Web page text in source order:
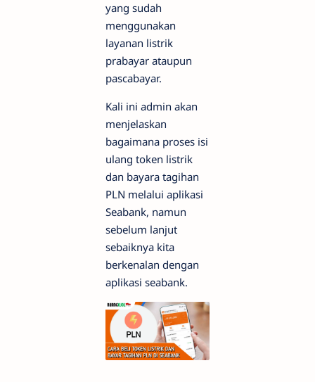
yang sudah
menggunakan
layanan listrik
prabayar ataupun
pascabayar.
Kali ini admin akan
menjelaskan
bagaimana proses isi
ulang token listrik
dan bayara tagihan
PLN melalui aplikasi
Seabank, namun
sebelum lanjut
sebaiknya kita
berkenalan dengan
aplikasi seabank.